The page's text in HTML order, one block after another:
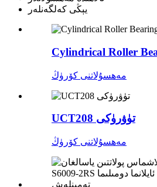
يېڭى كەلگەنلەر
Cylindrical Roller
مەھسۇلاتنى كۆرۈڭ
UCT208 تۈۋرۈكى
مەھسۇلاتنى كۆرۈڭ